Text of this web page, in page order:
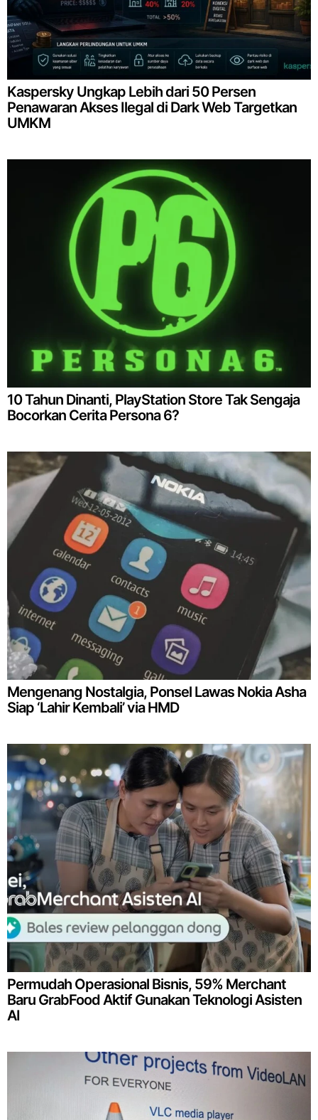
Kaspersky Ungkap Lebih dari 50 Persen
Penawaran Akses Ilegal di Dark Web Targetkan
UMKM
10 Tahun Dinanti, PlayStation Store Tak Sengaja
Bocorkan Cerita Persona 6?
Mengenang Nostalgia, Ponsel Lawas Nokia Asha
Siap ‘Lahir Kembali’ via HMD
Permudah Operasional Bisnis, 59% Merchant
Baru GrabFood Aktif Gunakan Teknologi Asisten
AI